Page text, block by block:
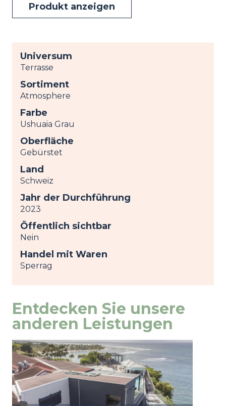
Produkt anzeigen
Universum
Terrasse
Sortiment
Atmosphere
Farbe
Ushuaia Grau
Oberfläche
Gebürstet
Land
Schweiz
Jahr der Durchführung
2023
Öffentlich sichtbar
Nein
Handel mit Waren
Sperrag
Entdecken Sie unsere
anderen Leistungen
Image
Ansicht